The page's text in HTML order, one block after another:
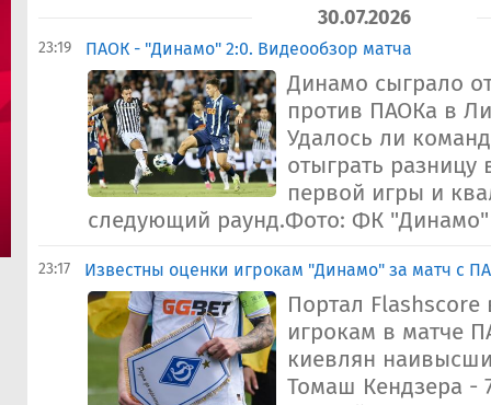
30.07.2026
23:19 ПАОК - "Динамо" 2:0. Видеообзор матча
Динамо сыграло
против ПАОКа в
Удалось ли
отыграть
первой игры и
следующий раунд.Фото: ФК "Динамо"
23:17 Известны оценки игрокам "Динамо" за матч с
Портал
игрокам в матче
киевлян
Томаш Кендзера -